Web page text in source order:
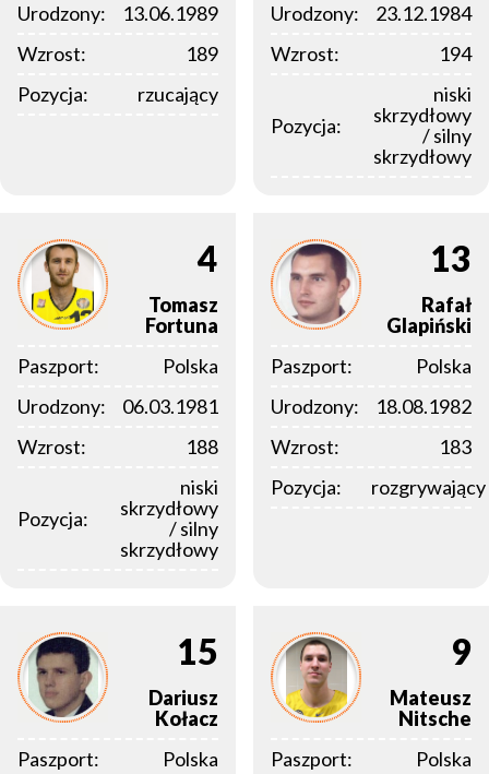
Urodzony:
13.06.1989
Wzrost:
189
Pozycja:
rzucający
Urodzony:
23.12.1984
Wzrost:
194
Pozycja:
niski
skrzydłowy
/ silny
skrzydłowy
4
Tomasz
Fortuna
Paszport:
Polska
Urodzony:
06.03.1981
Wzrost:
188
Pozycja:
niski
skrzydłowy
/ silny
skrzydłowy
13
Rafał
Glapiński
Paszport:
Polska
Urodzony:
18.08.1982
Wzrost:
183
Pozycja:
rozgrywający
15
Dariusz
Kołacz
Paszport:
Polska
9
Mateusz
Nitsche
Paszport:
Polska